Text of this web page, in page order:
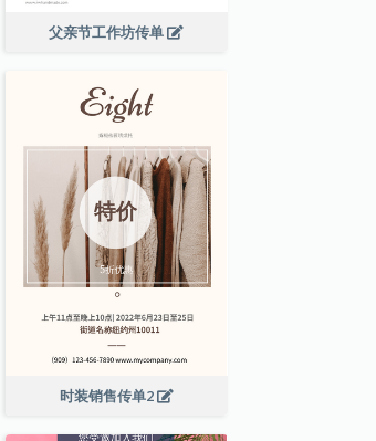
父亲节工作坊传单
时装销售传单2